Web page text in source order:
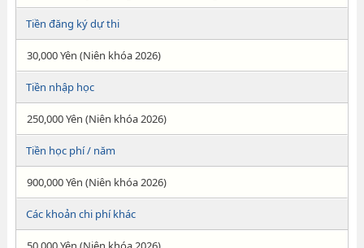
Tiền đăng ký dự thi
30,000 Yên (Niên khóa 2026)
Tiền nhập học
250,000 Yên (Niên khóa 2026)
Tiền học phí / năm
900,000 Yên (Niên khóa 2026)
Các khoản chi phí khác